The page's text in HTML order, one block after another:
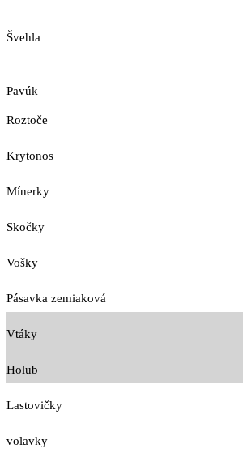
Švehla
Pavúk
Roztoče
Krytonos
Mínerky
Skočky
Vošky
Pásavka zemiaková
Vtáky
Holub
Lastovičky
volavky